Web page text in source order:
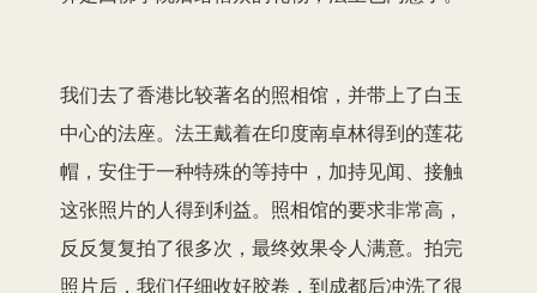
我们去了香港比较著名的照相馆，并带上了白玉
中心的法座。法王戴着在印度南卓林得到的莲花
帽，安住于一种特殊的等持中，加持见闻、接触
这张照片的人得到利益。照相馆的要求非常高，
反反复复拍了很多次，最终效果令人满意。拍完
照片后，我们仔细收好胶卷，到成都后冲洗了很